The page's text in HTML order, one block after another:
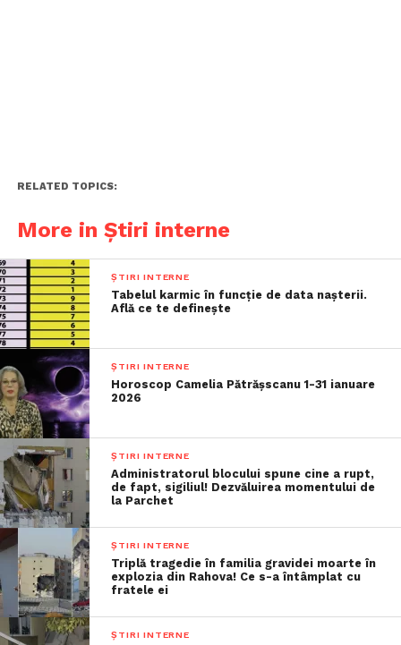
RELATED TOPICS:
More in Știri interne
ȘTIRI INTERNE
Tabelul karmic în funcție de data nașterii.
Află ce te definește
ȘTIRI INTERNE
Horoscop Camelia Pătrășscanu 1-31 ianuare
2026
ȘTIRI INTERNE
Administratorul blocului spune cine a rupt,
de fapt, sigiliul! Dezvăluirea momentului de
la Parchet
ȘTIRI INTERNE
Triplă tragedie în familia gravidei moarte în
explozia din Rahova! Ce s-a întâmplat cu
fratele ei
ȘTIRI INTERNE